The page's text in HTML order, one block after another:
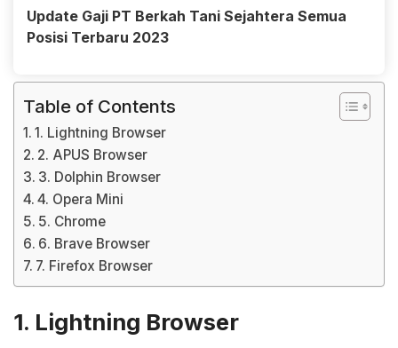
Update Gaji PT Berkah Tani Sejahtera Semua
Posisi Terbaru 2023
Table of Contents
1. Lightning Browser
2. APUS Browser
3. Dolphin Browser
4. Opera Mini
5. Chrome
6. Brave Browser
7. Firefox Browser
1. Lightning Browser